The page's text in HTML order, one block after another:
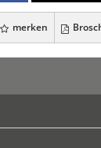
merken